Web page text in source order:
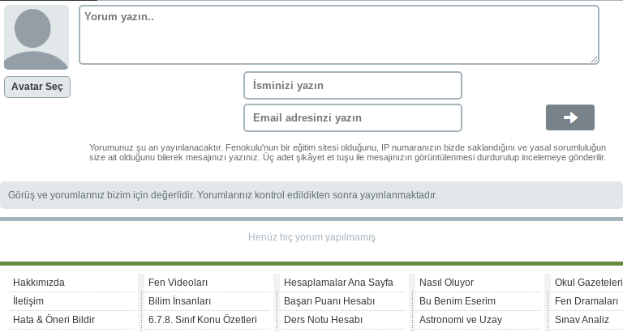
Avatar Seç
Yorumunuz şu an yayınlanacaktır. Fenokulu'nun bir eğitim sitesi olduğunu, IP numaranızın bizde saklandığını ve yasal sorumluluğun
size ait olduğunu bilerek mesajınızı yazınız. Üç adet şikâyet et tuşu ile mesajınızın görüntülenmesi durdurulup incelemeye gönderilir.
Görüş ve yorumlarınız bizim için değerlidir. Yorumlarınız kontrol edildikten sonra yayınlanmaktadır.
Henüz hiç yorum yapılmamış
Hakkımızda
İletişim
Hata & Öneri Bildir
Fen Videoları
Bilim İnsanları
6.7.8. Sınıf Konu Özetleri
Hesaplamalar Ana Sayfa
Başarı Puanı Hesabı
Ders Notu Hesabı
Nasıl Oluyor
Bu Benim Eserim
Astronomi ve Uzay
Okul Gazeteleri
Fen Dramaları
Sınav Analiz